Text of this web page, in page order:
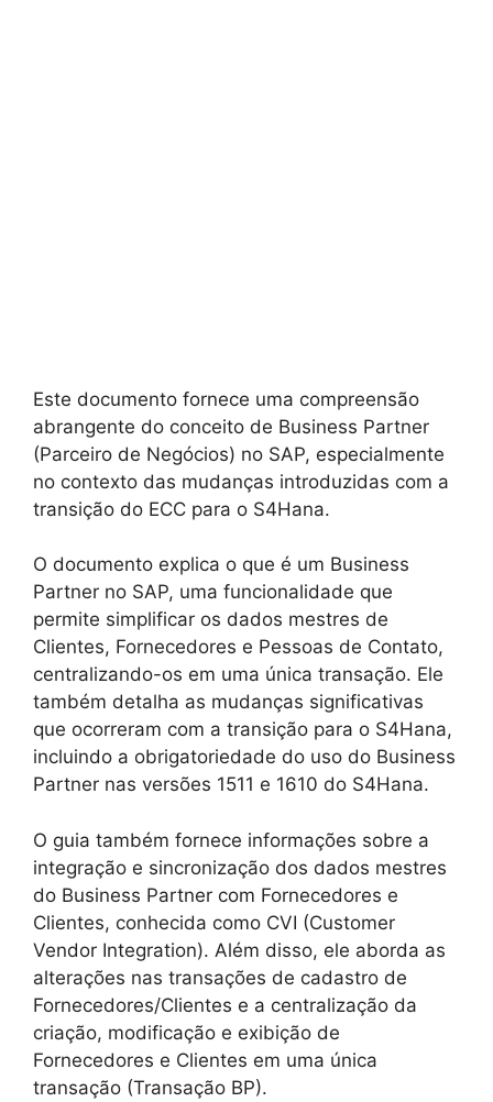
Este documento fornece uma compreensão
abrangente do conceito de Business Partner
(Parceiro de Negócios) no SAP, especialmente
no contexto das mudanças introduzidas com a
transição do ECC para o S4Hana.
O documento explica o que é um Business
Partner no SAP, uma funcionalidade que
permite simplificar os dados mestres de
Clientes, Fornecedores e Pessoas de Contato,
centralizando-os em uma única transação. Ele
também detalha as mudanças significativas
que ocorreram com a transição para o S4Hana,
incluindo a obrigatoriedade do uso do Business
Partner nas versões 1511 e 1610 do S4Hana.
O guia também fornece informações sobre a
integração e sincronização dos dados mestres
do Business Partner com Fornecedores e
Clientes, conhecida como CVI (Customer
Vendor Integration). Além disso, ele aborda as
alterações nas transações de cadastro de
Fornecedores/Clientes e a centralização da
criação, modificação e exibição de
Fornecedores e Clientes em uma única
transação (Transação BP).